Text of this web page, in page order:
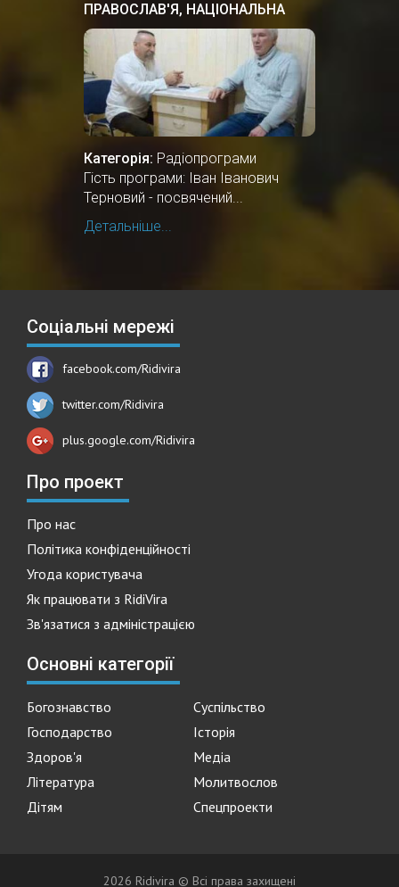
ПРАВОСЛАВ'Я, НАЦІОНАЛЬНА
КУЛЬТУРА ПРАУКРАЇНИ
Категорія: Радіопрограми
Гість програми: Іван Іванович
Терновий - посвячений...
Детальніше...
Соціальні мережі
facebook.com/Ridivira
twitter.com/Ridivira
plus.google.com/Ridivira
Про проект
Про нас
Політика конфіденційності
Угода користувача
Як працювати з RidiVira
Зв'язатися з адміністрацією
Основні категорії
Богознавство
Суспільство
Господарство
Історія
Здоров'я
Медіа
Література
Молитвослов
Дітям
Спецпроекти
2026 Ridivira © Всі права захищені